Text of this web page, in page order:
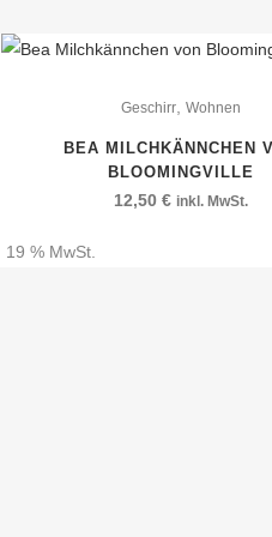
Geschirr Wohnen
BEA MILCHKÄNNCHEN
BLOOMINGVILLE
12,50 € inkl. MwSt.
19 % MwSt.